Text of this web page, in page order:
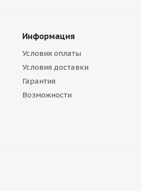
Информация
Условия оплаты
Условия доставки
Гарантия
Возможности